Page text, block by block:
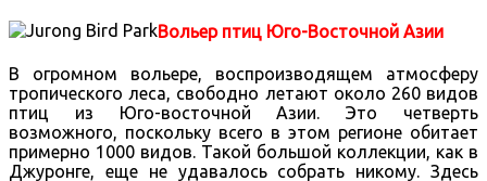
Вольер птиц Юго-Восточной Азии
В огромном вольере, воспроизводящем атмосферу
тропического леса, свободно летают около 260 видов
птиц из Юго-восточной Азии. Это четверть
возможного, поскольку всего в этом регионе обитает
примерно 1000 видов. Такой большой коллекции, как в
Джуронге, еще не удавалось собрать никому. Здесь